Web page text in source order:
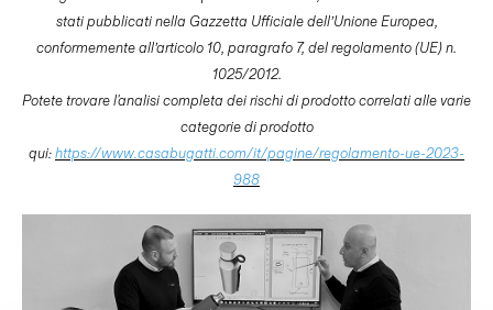
stati pubblicati nella Gazzetta Ufficiale dell’Unione Europea,
conformemente all’articolo 10, paragrafo 7, del regolamento (UE) n.
1025/2012.
Potete trovare l'analisi completa dei rischi di prodotto correlati alle varie
categorie di prodotto
qui:https://www.casabugatti.com/it/pagine/regolamento-ue-2023-
988